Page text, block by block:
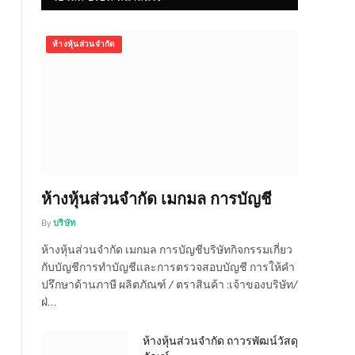
ห้างหุ้นส่วนจำกัด
ห้างหุ้นส่วนจำกัด เมกมล การบัญชี
By บริษัท
ห้างหุ้นส่วนจำกัด เมกมล การบัญชีบริษัทกิจกรรมเกี่ยว
กับบัญชีการทำบัญชีและการตรวจสอบบัญชี การให้คำ
ปรึกษาด้านภาษี ผลิตภัณฑ์ / ตราสินค้า :เจ้าของบริษัท/
ฝ่…
ห้างหุ้นส่วนจำกัด ถาวรพัฒน์วัสดุ